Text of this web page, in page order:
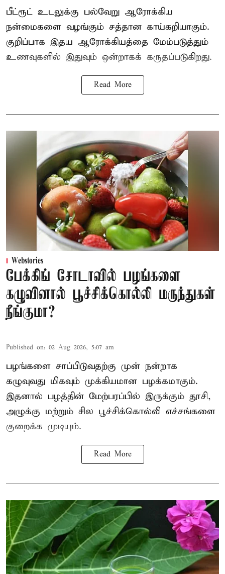
பீட்ரூட் உடலுக்கு பல்வேறு ஆரோக்கிய
நன்மைகளை வழங்கும் சத்தான காய்கறியாகும்.
குறிப்பாக இதய ஆரோக்கியத்தை மேம்படுத்தும்
உணவுகளில் இதுவும் ஒன்றாகக் கருதப்படுகிறது.
Read More
Webstories
பேக்கிங் சோடாவில் பழங்களை
கழுவினால் பூச்சிக்கொல்லி மருந்துகள்
நீங்குமா?
Published on: 02 Aug 2026, 5:07 am
பழங்களை சாப்பிடுவதற்கு முன் நன்றாக
கழுவுவது மிகவும் முக்கியமான பழக்கமாகும்.
இதனால் பழத்தின் மேற்பரப்பில் இருக்கும் தூசி,
அழுக்கு மற்றும் சில பூச்சிக்கொல்லி எச்சங்களை
குறைக்க முடியும்.
Read More